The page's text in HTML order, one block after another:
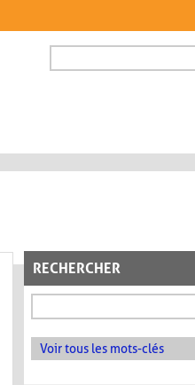
FORMULAIRE DE
RECHERCHER
Voir tous les mots-clés